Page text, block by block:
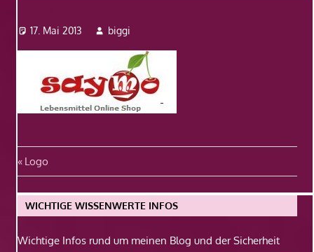
17. Mai 2013 biggi
Beitragsnavigation
Vorheriger
Beitrag:
Logo
WICHTIGE WISSENWERTE INFOS
Wichtige Infos rund um meinen Blog und der Sicherheit